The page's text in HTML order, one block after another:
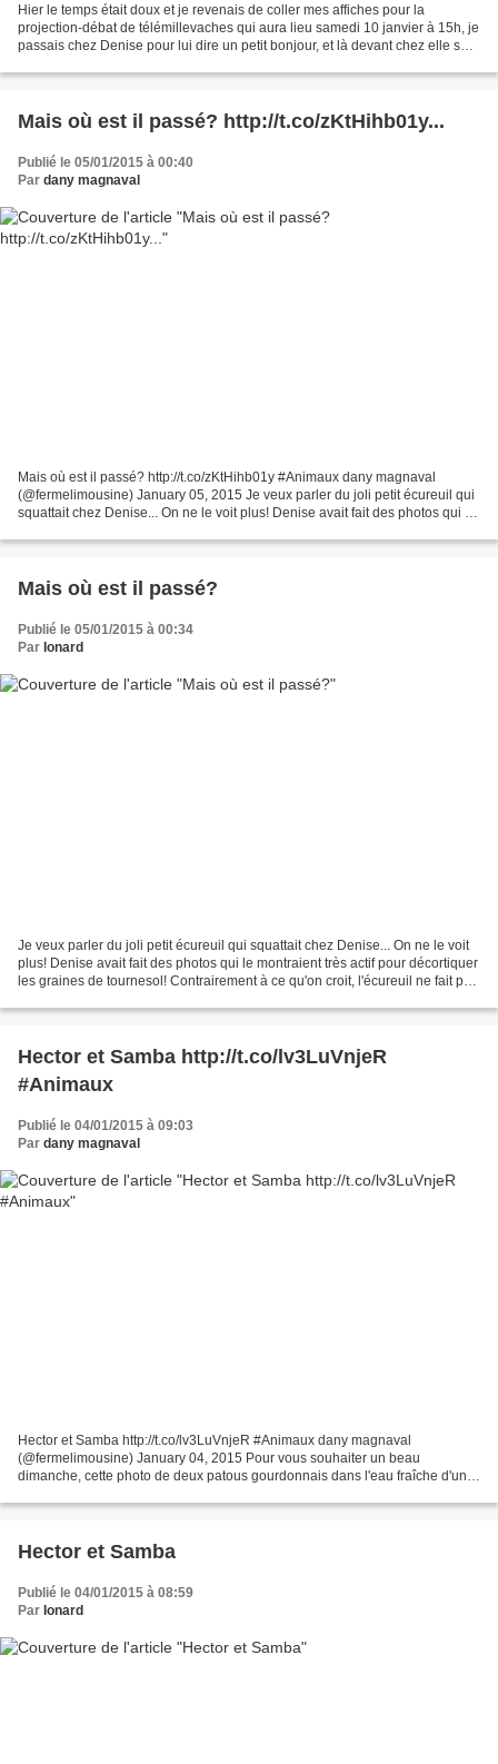
Hier le temps était doux et je revenais de coller mes affiches pour la
projection-débat de télémillevaches qui aura lieu samedi 10 janvier à 15h, je
passais chez Denise pour lui dire un petit bonjour, et là devant chez elle se
Mais où est il passé? http://t.co/zKtHihb01y...
Publié le 05/01/2015 à 00:40
Par dany magnaval
Mais où est il passé? http://t.co/zKtHihb01y #Animaux dany magnaval
(@fermelimousine) January 05, 2015 Je veux parler du joli petit écureuil qui
squattait chez Denise... On ne le voit plus! Denise avait fait des photos qui le
Mais où est il passé?
Publié le 05/01/2015 à 00:34
Par Ionard
Je veux parler du joli petit écureuil qui squattait chez Denise... On ne le voit
plus! Denise avait fait des photos qui le montraient très actif pour décortiquer
les graines de tournesol! Contrairement à ce qu'on croit, l'écureuil ne fait pas
Hector et Samba http://t.co/lv3LuVnjeR
#Animaux
Publié le 04/01/2015 à 09:03
Par dany magnaval
Hector et Samba http://t.co/lv3LuVnjeR #Animaux dany magnaval
(@fermelimousine) January 04, 2015 Pour vous souhaiter un beau
dimanche, cette photo de deux patous gourdonnais dans l'eau fraîche d'un
Hector et Samba
Publié le 04/01/2015 à 08:59
Par Ionard